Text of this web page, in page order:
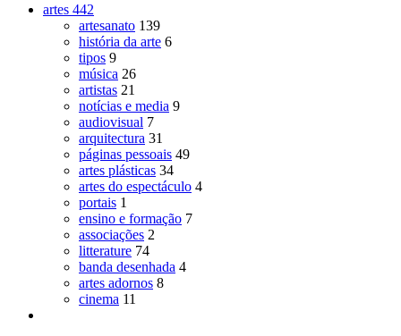
artes 442
artesanato 139
história da arte 6
tipos 9
música 26
artistas 21
notícias e media 9
audiovisual 7
arquitectura 31
páginas pessoais 49
artes plásticas 34
artes do espectáculo 4
portais 1
ensino e formação 7
associações 2
litterature 74
banda desenhada 4
artes adornos 8
cinema 11